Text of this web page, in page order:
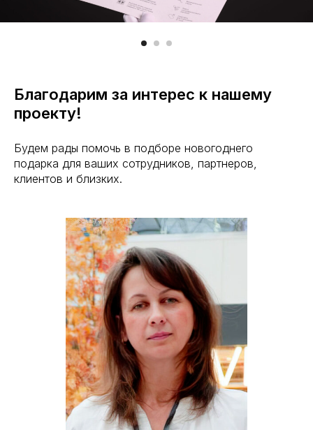
Благодарим за интерес к нашему
проекту!
Будем рады помочь в подборе новогоднего
подарка для ваших сотрудников, партнеров,
клиентов и близких.